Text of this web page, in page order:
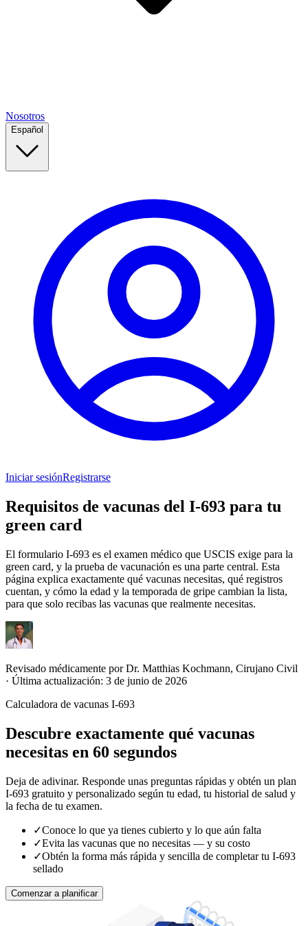
Nosotros
Español
Iniciar sesiónRegistrarse
Requisitos de vacunas del I-693 para tu
green card
El formulario I-693 es el examen médico que USCIS exige para la
green card, y la prueba de vacunación es una parte central. Esta
página explica exactamente qué vacunas necesitas, qué registros
cuentan, y cómo la edad y la temporada de gripe cambian la lista,
para que solo recibas las vacunas que realmente necesitas.
Revisado médicamente por Dr. Matthias Kochmann, Cirujano Civil
· Última actualización: 3 de junio de 2026
Calculadora de vacunas I-693
Descubre exactamente qué vacunas
necesitas en 60 segundos
Deja de adivinar. Responde unas preguntas rápidas y obtén un plan
I-693 gratuito y personalizado según tu edad, tu historial de salud y
la fecha de tu examen.
✓Conoce lo que ya tienes cubierto y lo que aún falta
✓Evita las vacunas que no necesitas — y su costo
✓Obtén la forma más rápida y sencilla de completar tu I-693
sellado
Comenzar a planificar